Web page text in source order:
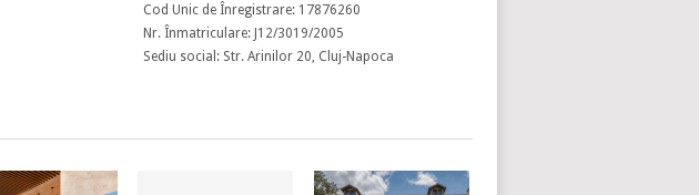
Cod Unic de Înregistrare: 17876260
Nr. Înmatriculare: J12/3019/2005
Sediu social: Str. Arinilor 20, Cluj-Napoca